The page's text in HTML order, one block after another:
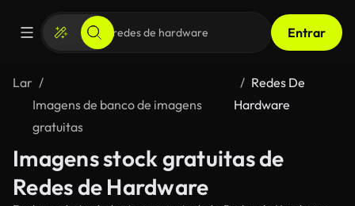
Entrar
Lar
Imagens de banco de imagens
gratuitas
Redes De
Hardware
Imagens stock gratuitas de
Redes de Hardware